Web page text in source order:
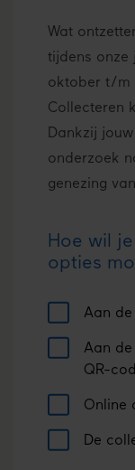
Wat
tijdens onze
oktober t/m
Collecteren
Dankzij
onderzoek
genezing
Hoe wil
opties
Aan
Aan
QR-
Online
De